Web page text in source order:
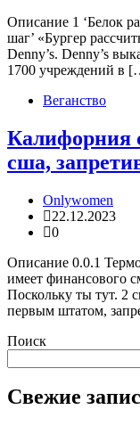
Описание 1 ‘Белок
шаг’ «Бургер
Denny’s. Denny’s
1700 учреждений в
Веганство
Калифорния
сша,
Onlywomen
22.12.2023
0
Описание 0.0.1
имеет финансового
Поскольку ты тут. 2
первым штатом,
Поиск
Свежие